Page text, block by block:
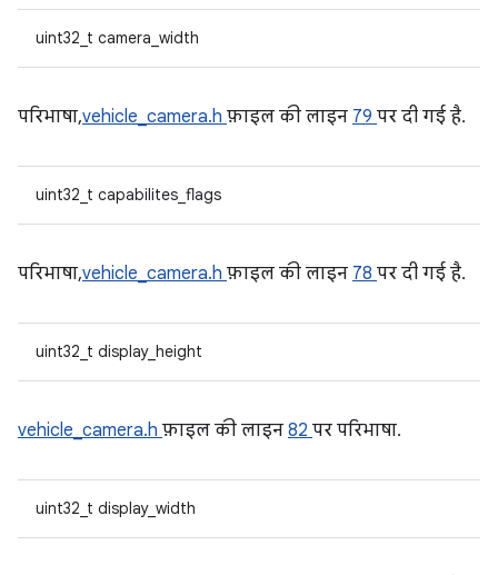
uint32_t camera_width
परिभाषा,vehicle_camera.h फ़ाइल की लाइन 79 पर दी गई है.
uint32_t capabilites_flags
परिभाषा,vehicle_camera.h फ़ाइल की लाइन 78 पर दी गई है.
uint32_t display_height
vehicle_camera.h फ़ाइल की लाइन 82 पर परिभाषा.
uint32_t display_width